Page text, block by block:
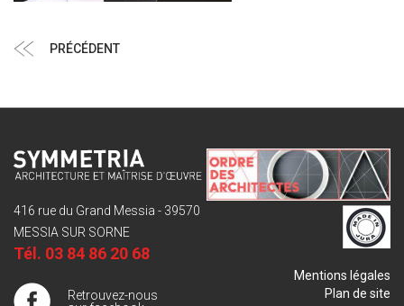
de
Article
PRÉCÉDENT
416 rue du Grand Messia - 39570
MESSIA SUR SORNE
Tél. 03 84 86 20 68
Retrouvez-nous
Mentions légales
Plan de site